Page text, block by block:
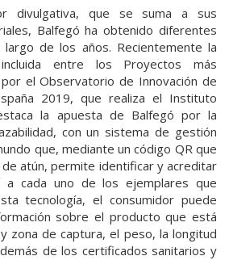
divulgativa, que se suma a sus
Balfegó ha obtenido diferentes
de los años. Recientemente la
entre los Proyectos más
el Observatorio de Innovación de
2019, que realiza el Instituto
la apuesta de Balfegó por la
con un sistema de gestión
que, mediante un código QR que
de atún, permite identificar y acreditar
a cada uno de los ejemplares que
tecnología, el consumidor puede
sobre el producto que está
zona de captura, el peso, la longitud
de los certificados sanitarios y